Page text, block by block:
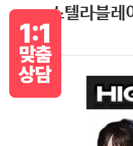
스텔라블레